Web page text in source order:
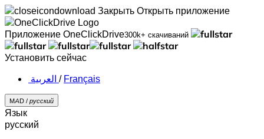
Закрыть Открыть приложение
Приложение OneClickDrive300k+ скачиваний
Установить сейчас
‏العربية ‏ / Français
MAD / русский
Язык
русский